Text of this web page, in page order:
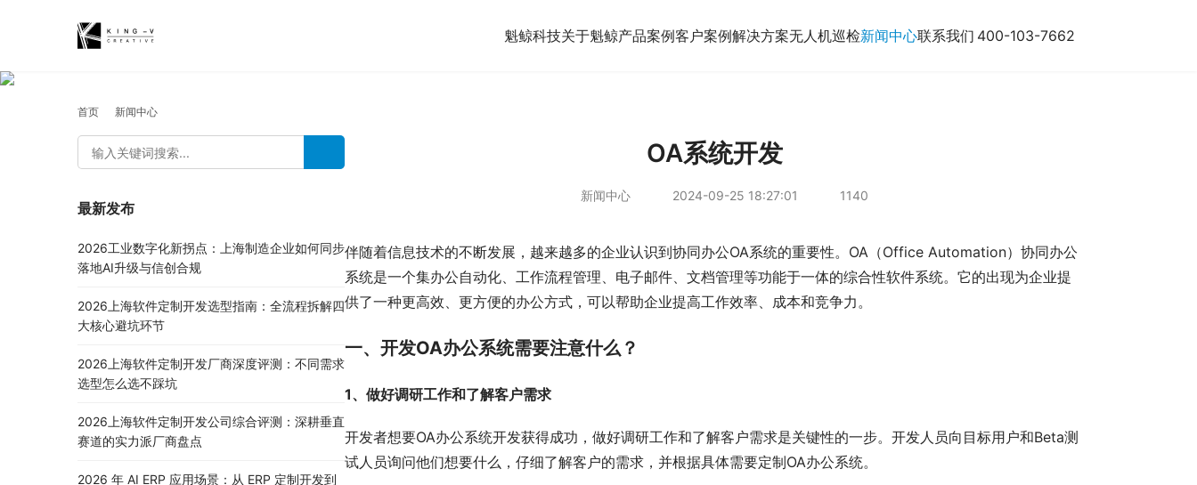
魁鲸科技关于魁鲸产品案例客户案例解决方案无人机巡检新闻中心联系我们 400-103-7662
首页 新闻中心
OA系统开发
新闻中心 2024-09-25 18:27:01 1140
伴随着信息技术的不断发展，越来越多的企业认识到协同办公OA系统的重要性。OA（Office Automation）协同办公
系统是一个集办公自动化、工作流程管理、电子邮件、文档管理等功能于一体的综合性软件系统。它的出现为企业提
供了一种更高效、更方便的办公方式，可以帮助企业提高工作效率、成本和竞争力。
一、开发OA办公系统需要注意什么？
1、做好调研工作和了解客户需求
开发者想要OA办公系统开发获得成功，做好调研工作和了解客户需求是关键性的一步。开发人员向目标用户和Beta测
试人员询问他们想要什么，仔细了解客户的需求，并根据具体需要定制OA办公系统。
最新发布
2026工业数字化新拐点：上海制造企业如何同步
落地AI升级与信创合规
2026上海软件定制开发选型指南：全流程拆解四
大核心避坑环节
2026上海软件定制开发厂商深度评测：不同需求
选型怎么选不踩坑
2026上海软件定制开发公司综合评测：深耕垂直
赛道的实力派厂商盘点
2026 年 AI ERP 应用场景：从 ERP 定制开发到